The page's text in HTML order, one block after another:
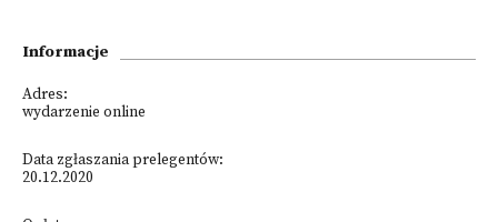
Informacje
Adres:
wydarzenie online
Data zgłaszania prelegentów:
20.12.2020